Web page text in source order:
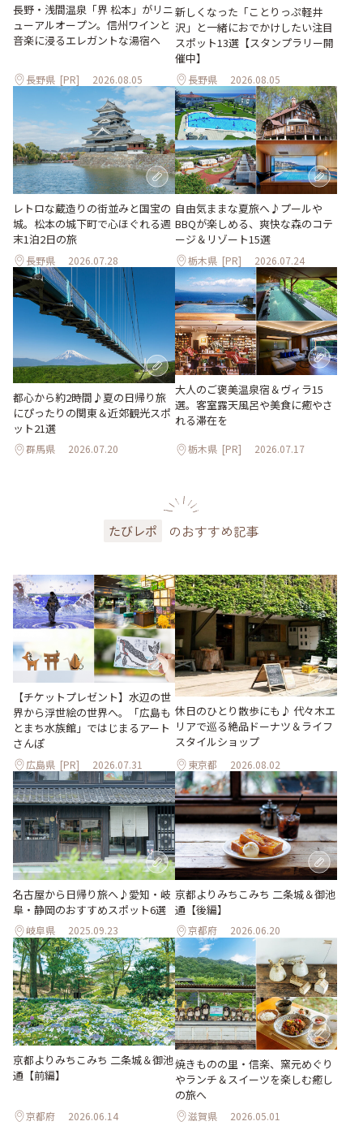
長野・浅間温泉「界 松本」がリニ
ューアルオープン。信州ワインと
音楽に浸るエレガントな湯宿へ
長野県 [PR] 2026.08.05
新しくなった「ことりっぷ軽井
沢」と一緒におでかけしたい注目
スポット13選【スタンプラリー開
催中】
長野県 2026.08.05
レトロな蔵造りの街並みと国宝の
城。松本の城下町で心ほぐれる週
末1泊2日の旅
長野県 2026.07.28
自由気ままな夏旅へ♪プールや
BBQが楽しめる、爽快な森のコテ
ージ＆リゾート15選
栃木県 [PR] 2026.07.24
都心から約2時間♪夏の日帰り旅
にぴったりの関東＆近郊観光スポ
ット21選
群馬県 2026.07.20
大人のご褒美温泉宿＆ヴィラ15
選。客室露天風呂や美食に癒やさ
れる滞在を
栃木県 [PR] 2026.07.17
たびレポ のおすすめ記事
【チケットプレゼント】水辺の世
界から浮世絵の世界へ。「広島も
とまち水族館」ではじまるアート
さんぽ
広島県 [PR] 2026.07.31
休日のひとり散歩にも♪ 代々木エ
リアで巡る絶品ドーナツ＆ライフ
スタイルショップ
東京都 2026.08.02
名古屋から日帰り旅へ♪愛知・岐
阜・静岡のおすすめスポット6選
岐阜県 2025.09.23
京都よりみちこみち 二条城＆御池
通【後編】
京都府 2026.06.20
京都よりみちこみち 二条城＆御池
通【前編】
京都府 2026.06.14
焼きものの里・信楽、窯元めぐり
やランチ＆スイーツを楽しむ癒し
の旅へ
滋賀県 2026.05.01